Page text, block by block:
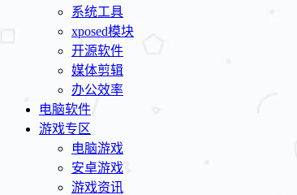
系统工具
xposed模块
开源软件
媒体剪辑
办公效率
电脑软件
游戏专区
电脑游戏
安卓游戏
游戏资讯